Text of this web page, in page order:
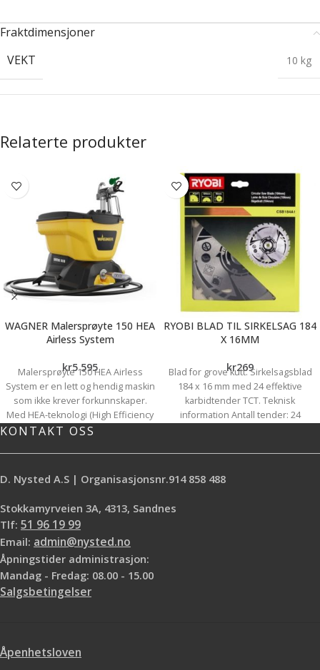
Fraktdimensjoner
VEKT
10 kg
Relaterte produkter
WAGNER Malersprøyte 150 HEA
Airless System
kr5 595
Malersprøyte 150 HEA Airless
System er en lett og hendig maskin
som ikke krever forkunnskaper.
Med HEA-teknologi (High Efficiency
Airless) har den redusert
lengre levetid og opp til 55 %
egner seg til større og mindre
kan brukes til tak- og veggmaling,
olje og beis. Det medfølger 7,5
meter slange, sprøytehåndtak og 2
dyser. Maksimalt trykk: 110 bar.
Effekt: 350W. 0,9 l/min.Normal
leveringstid etter bestilling er 1-2
uker
RYOBI BLAD TIL SIRKELSAG 184
X 16MM
kr269
Blad for grove kutt. Sirkelsagsblad
184 x 16 mm med 24 effektive
karbidtender TCT. Teknisk
information Antall tender: 24
KONTAKT OSS
D. Nysted A.S | Organisasjonsnr.914 858 488
Stokkamyrveien 3A, 4313, Sandnes
Tlf: 51 96 19 99
Email: admin@nysted.no
Åpningstider administrasjon:
Mandag - Fredag: 08.00 - 15.00
Salgsbetingelser
Åpenhetsloven